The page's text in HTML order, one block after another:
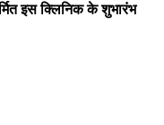
इस क्लिनिक के शुभारंभ